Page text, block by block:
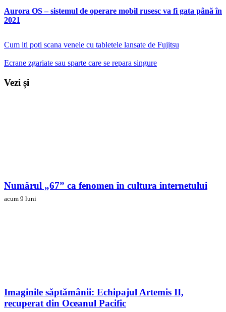
Aurora OS – sistemul de operare mobil rusesc va fi gata până în
2021
Cum iti poti scana venele cu tabletele lansate de Fujitsu
Ecrane zgariate sau sparte care se repara singure
Vezi și
Numărul „67” ca fenomen în cultura internetului
acum 9 luni
Imaginile săptămânii: Echipajul Artemis II,
recuperat din Oceanul Pacific